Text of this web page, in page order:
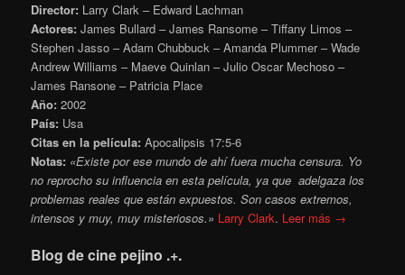
Director: Larry Clark – Edward Lachman
Actores: James Bullard – James Ransome – Tiffany Limos –
Stephen Jasso – Adam Chubbuck – Amanda Plummer – Wade
Andrew Williams – Maeve Quinlan – Julio Oscar Mechoso –
James Ransone – Patricia Place
Año: 2002
País: Usa
Citas en la película: Apocalipsis 17:5-6
Notas: «Existe por ese mundo de ahí fuera mucha censura. Yo
no reprocho su influencia en esta película, ya que adelgaza los
problemas reales que están expuestos. Son casos extremos,
intensos y muy, muy misteriosos.» Larry Clark. Leer más →
Blog de cine pejino .+.